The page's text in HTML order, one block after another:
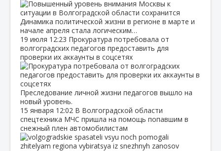
Динамика политической жизни в регионе в марте и
начале апреля стала логическим…
19 июля 12:23 Прокуратура потребовала от
волгоградских педагогов предоставить для
проверки их аккаунты в соцсетях
Преследование личной жизни педагогов вышло на
новый уровень.
15 января 12:02 В Волгоградской области
спецтехника МЧС пришла на помощь попавшим в
снежный плен автомобилистам